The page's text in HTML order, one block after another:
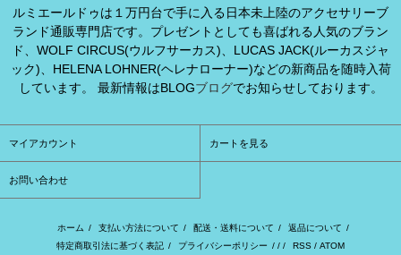
ルミエールドゥは１万円台で手に入る日本未上陸のアクセサリーブ
ランド通販専門店です。プレゼントとしても喜ばれる人気のブラン
ド、WOLF CIRCUS(ウルフサーカス)、LUCAS JACK(ルーカスジャ
ック)、HELENA LOHNER(ヘレナローナー)などの新商品を随時入荷
しています。 最新情報はBLOGブログでお知らせしております。
マイアカウント カートを見る
お問い合わせ
ホーム / 支払い方法について / 配送・送料について / 返品について /
特定商取引法に基づく表記 / プライバシーポリシー / / / RSS / ATOM